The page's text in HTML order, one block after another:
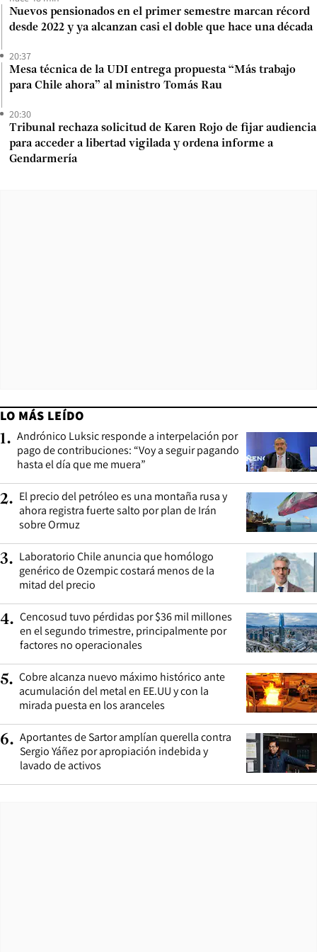
Nuevos pensionados en el primer semestre marcan récord
desde 2022 y ya alcanzan casi el doble que hace una década
20:37
Mesa técnica de la UDI entrega propuesta “Más trabajo
para Chile ahora” al ministro Tomás Rau
20:30
Tribunal rechaza solicitud de Karen Rojo de fijar audiencia
para acceder a libertad vigilada y ordena informe a
Gendarmería
LO MÁS LEÍDO
1. Andrónico Luksic responde a interpelación por
pago de contribuciones: “Voy a seguir pagando
hasta el día que me muera”
2. El precio del petróleo es una montaña rusa y
ahora registra fuerte salto por plan de Irán
sobre Ormuz
3. Laboratorio Chile anuncia que homólogo
genérico de Ozempic costará menos de la
mitad del precio
4. Cencosud tuvo pérdidas por $36 mil millones
en el segundo trimestre, principalmente por
factores no operacionales
5. Cobre alcanza nuevo máximo histórico ante
acumulación del metal en EE.UU y con la
mirada puesta en los aranceles
6. Aportantes de Sartor amplían querella contra
Sergio Yáñez por apropiación indebida y
lavado de activos